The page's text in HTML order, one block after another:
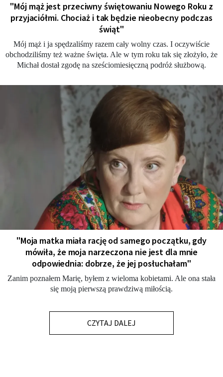
"Mój mąż jest przeciwny świętowaniu Nowego Roku z
przyjaciółmi. Chociaż i tak będzie nieobecny podczas
świąt"
Mój mąż i ja spędzaliśmy razem cały wolny czas. I oczywiście
obchodziliśmy też ważne święta. Ale w tym roku tak się złożyło, że
Michał dostał zgodę na sześciomiesięczną podróż służbową.
"Moja matka miała rację od samego początku, gdy
mówiła, że moja narzeczona nie jest dla mnie
odpowiednia: dobrze, że jej posłuchałam"
Zanim poznałem Marię, byłem z wieloma kobietami. Ale ona stała
się moją pierwszą prawdziwą miłością.
CZYTAJ DALEJ